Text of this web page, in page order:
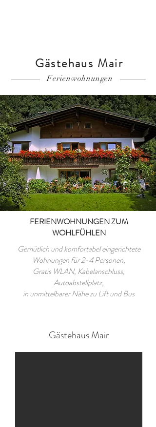
Gästehaus Mair
Ferienwohnungen
FERIENWOHNUNGEN ZUM
WOHLFÜHLEN
Gemütlich und komfortabel eingerichtete
Wohnungen für 2-4 Personen,
Gratis WLAN, Kabelanschluss,
Autoabstellplatz,
in unmittelbarer Nähe zu Lift und Bus
Gästehaus Mair